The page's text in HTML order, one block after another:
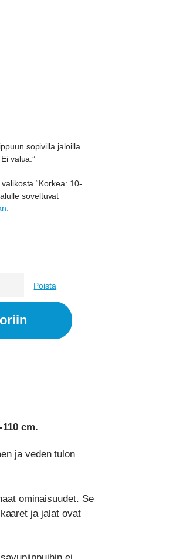
sopivilla jaloilla.
valua.”
“Korkea: 10-
soveltuvat
Poista
cm.
ja veden tulon
ominaisuudet. Se
ja jalat ovat